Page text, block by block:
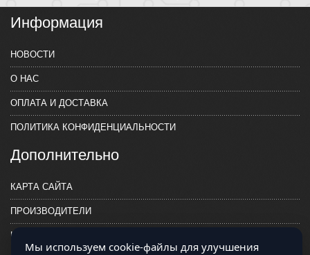
Информация
НОВОСТИ
О НАС
ОПЛАТА И ДОСТАВКА
ПОЛИТИКА КОНФИДЕНЦИАЛЬНОСТИ
Дополнительно
КАРТА САЙТА
ПРОИЗВОДИТЕЛИ
КОНТАКТЫ
Мы используем cookie-файлы для улучшения